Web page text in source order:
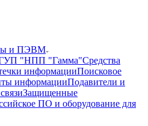
и ПЭВМ
"НПП "Гамма"Средства
информацииПоисковое
информацииПодавители и
Защищенные
ПО и оборудование для